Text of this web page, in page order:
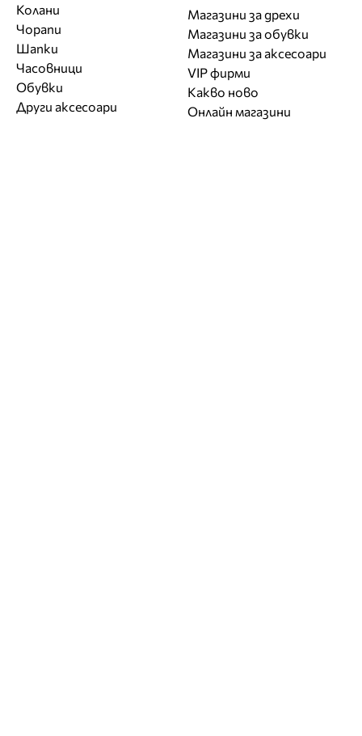
Колани
Чорапи
Шапки
Часовници
Обувки
Други аксесоари
Магазини за дрехи
Магазини за обувки
Магазини за aксесоари
VIP фирми
Какво ново
Онлайн магазини